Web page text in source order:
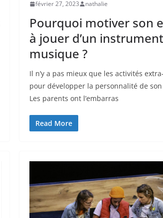
février 27, 2023 nathalie
Pourquoi motiver son
à jouer d’un
musique ?
Il n’y a pas mieux que les activités
pour développer la personnalité de
Les parents ont l’embarras
Read More